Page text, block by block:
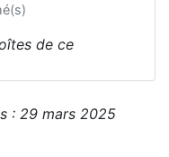
de ce
: 29 mars 2025